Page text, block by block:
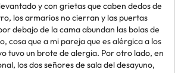
y con grietas que caben dedos de
los armarios no cierran y las puertas
debajo de la cama abundan las bolas de
cosa que a mi pareja que es alérgica a los
tuvo un brote de alergia. Por otro lado, en
los dos señores de sala del desayuno,